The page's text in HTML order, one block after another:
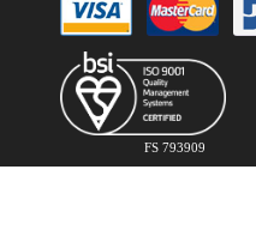
FS 793909